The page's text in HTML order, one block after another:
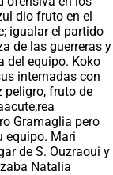
dio fruto en el
igualar el partido
de las guerreras y
del equipo. Koko
internadas con
peligro, fruto de
Gramaglia pero
equipo. Mari
de S. Ouzraoui y
Natalia